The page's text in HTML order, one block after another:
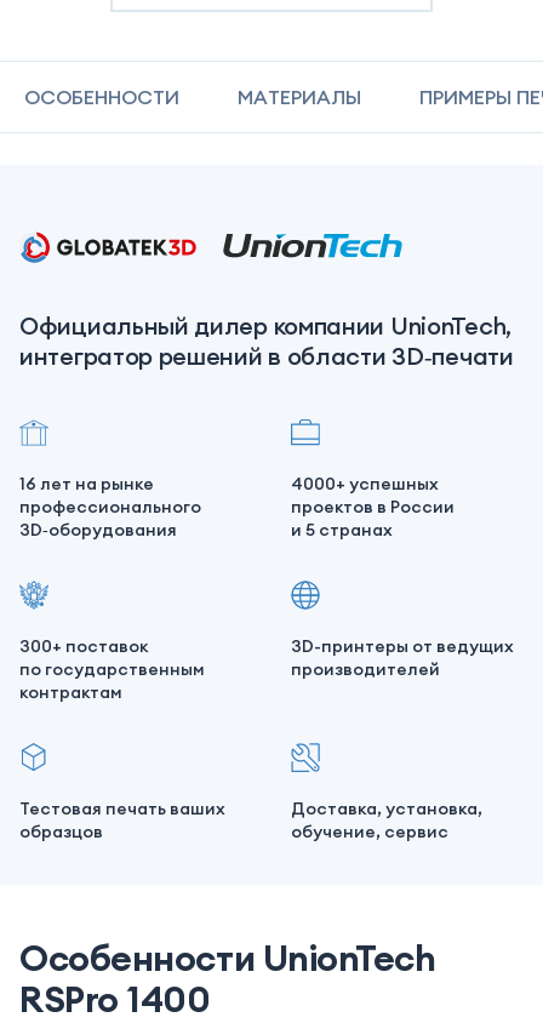
ОСОБЕННОСТИ МАТЕРИАЛЫ ПРИМЕРЫ
Официальный дилер компании UnionTech,
интегратор решений в области 3D‑печати
16 лет на рынке
профессионального
3D‑оборудования
4000+ успешных
проектов в России
и 5 странах
300+ поставок
по государственным
контрактам
3D-принтеры от ведущих
производителей
Тестовая печать ваших
образцов
Доставка, установка,
обучение, сервис
Особенности UnionTech
RSPro 1400